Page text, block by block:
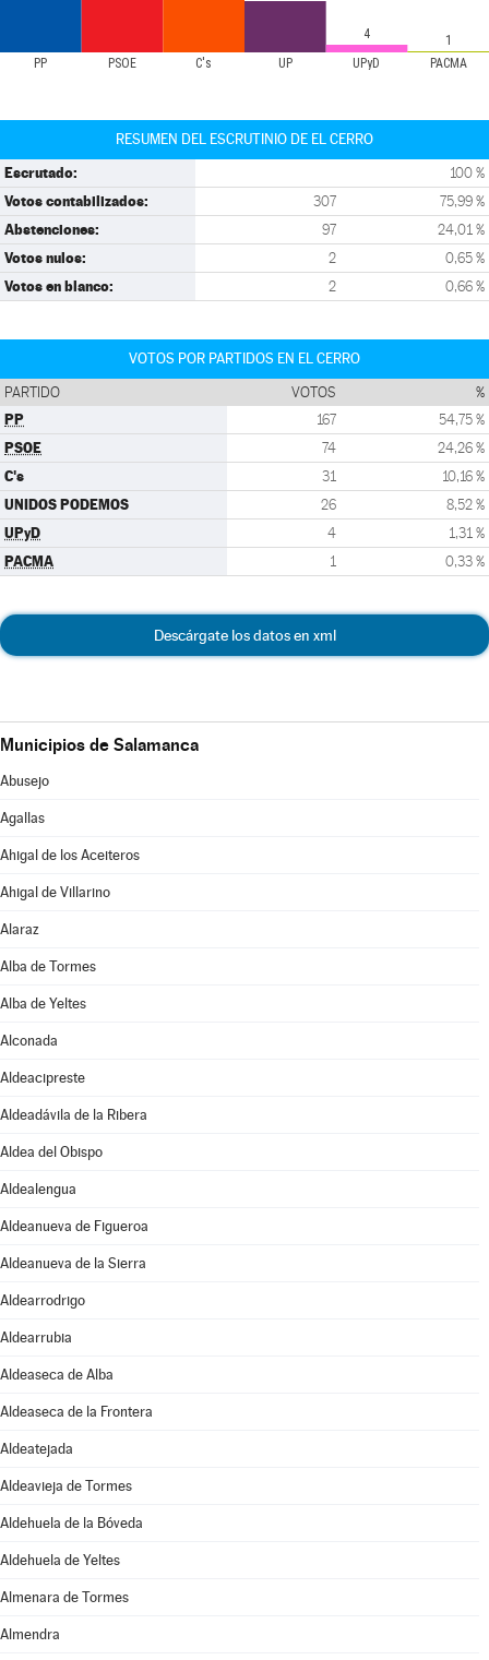
PP PSOE C's UP UPyD PACMA
4 1
RESUMEN DEL ESCRUTINIO DE EL CERRO
Escrutado: 100 %
Votos contabilizados: 307 75,99 %
Abstenciones: 97 24,01 %
Votos nulos: 2 0,65 %
Votos en blanco: 2 0,66 %
VOTOS POR PARTIDOS EN EL CERRO
PARTIDO VOTOS %
PP 167 54,75 %
PSOE 74 24,26 %
C's 31 10,16 %
UNIDOS PODEMOS 26 8,52 %
UPyD 4 1,31 %
PACMA 1 0,33 %
Descárgate los datos en xml
Municipios de Salamanca
Abusejo
Agallas
Ahigal de los Aceiteros
Ahigal de Villarino
Alaraz
Alba de Tormes
Alba de Yeltes
Alconada
Aldeacipreste
Aldeadávila de la Ribera
Aldea del Obispo
Aldealengua
Aldeanueva de Figueroa
Aldeanueva de la Sierra
Aldearrodrigo
Aldearrubia
Aldeaseca de Alba
Aldeaseca de la Frontera
Aldeatejada
Aldeavieja de Tormes
Aldehuela de la Bóveda
Aldehuela de Yeltes
Almenara de Tormes
Almendra